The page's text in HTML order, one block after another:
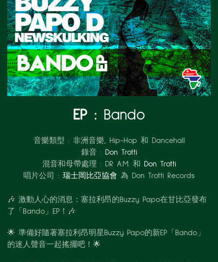
EP : Bando
音樂類型 : 非洲音樂, Hip-Hop 和 Dancehall
錄音 :
Don Trotti
混音和母帶處理 : DR A.M. 和
Don Trotti
唱片公司 : 瑞士岡比亞協會 為 Don Trotti Records
🎶 激動人心的消息：塞拉利昂的Buzzy Papo在甘比亞發布
了「Bando」EP！🎶
🌟 準備好隨著塞拉利昂明星Buzzy Papo的新EP「Bando」
的迷人聲音一起搖擺吧！🌟